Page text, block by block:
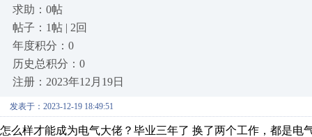
求助：0帖
帖子：1帖 | 2回
年度积分：0
历史总积分：0
注册：2023年12月19日
发表于：2023-12-19 18:49:51
怎么样才能成为电气大佬？毕业三年了 换了两个工作，都是